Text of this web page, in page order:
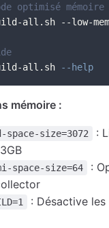
optimisé mémoire
all.sh --low-
all.sh
--help
mémoire :
space-size=3072
:
space-size=64
:
: Désactive